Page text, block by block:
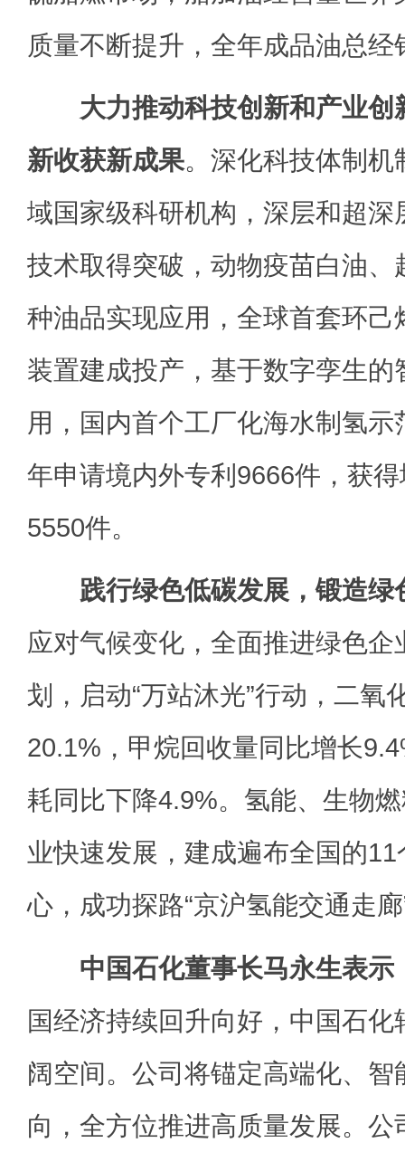
质量不断提升，全年成品油总经
大力推动科技创新和产业
新收获新成果。深化科技体制
域国家级科研机构，深层和超深
技术取得突破，动物疫苗白油、
种油品实现应用，全球首套环己
装置建成投产，基于数字孪生
用，国内首个工厂化海水制氢
年申请境内外专利9666件，获
5550件。
践行绿色低碳发展，锻造绿
应对气候变化，全面推进绿色企
划，启动“万站沐光”行动，二氧
20.1%，甲烷回收量同比增长
耗同比下降4.9%。氢能、生物
业快速发展，建成遍布全国的
心，成功探路“京沪氢能交通走廊
中国石化董事长马永生表示
国经济持续回升向好，中国石
阔空间。公司将锚定高端化、
向，全方位推进高质量发展。